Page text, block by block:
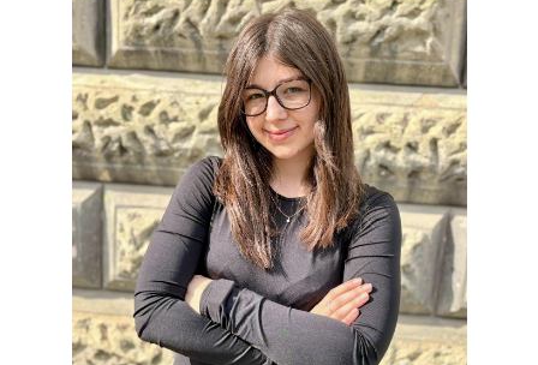
Știri
Echipa Facultății
Bibliotecă & Reviste
Contact
Bibliotecă & Reviste
Contact